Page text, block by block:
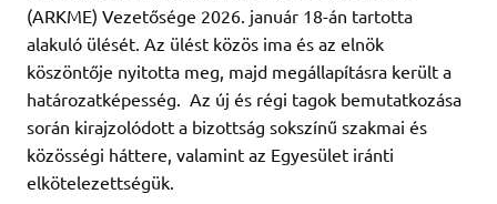
(ARKME) Vezetősége 2026. január 18-án tartotta
alakuló ülését. Az ülést közös ima és az elnök
köszöntője nyitotta meg, majd megállapításra került a
határozatképesség. Az új és régi tagok bemutatkozása
során kirajzolódott a bizottság sokszínű szakmai és
közösségi háttere, valamint az Egyesület iránti
elkötelezettségük.